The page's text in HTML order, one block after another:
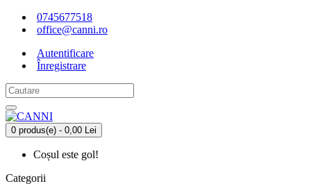
0745677518
office@canni.ro
Autentificare
Înregistrare
0 produs(e) - 0,00 Lei
Coșul este gol!
Categorii